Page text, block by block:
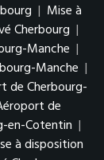
| Mise à
Cherbourg |
Manche |
Manche |
de Cherbourg-
de
en-Cotentin |
à disposition